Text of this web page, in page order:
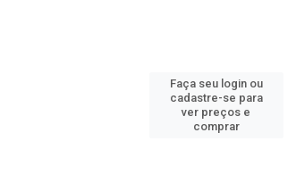
Faça seu login ou
cadastre-se para
ver preços e
comprar